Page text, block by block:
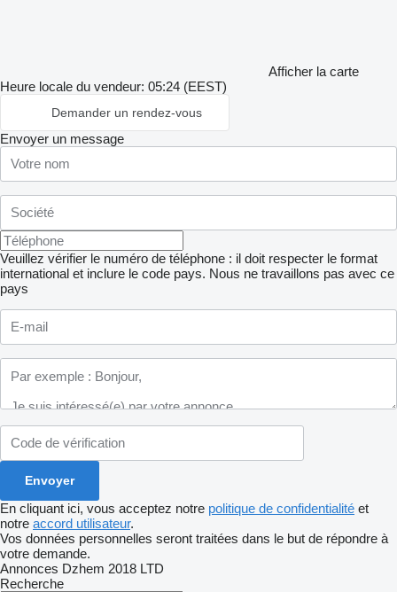
Afficher la carte
Heure locale du vendeur: 05:24 (EEST)
Demander un rendez-vous
Envoyer un message
Veuillez vérifier le numéro de téléphone : il doit respecter le format
international et inclure le code pays. Nous ne travaillons pas avec ce
pays
En cliquant ici, vous acceptez notre politique de confidentialité et
notre accord utilisateur.
Vos données personnelles seront traitées dans le but de répondre à
votre demande.
Annonces Dzhem 2018 LTD
Recherche